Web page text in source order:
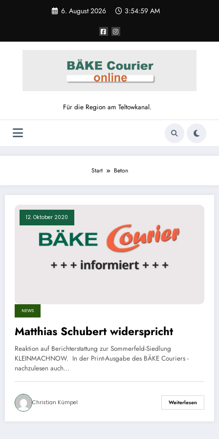
6. August 2026 3:54:59 AM
Für die Region am Teltowkanal.
Start Beton
12. Oktober 2020
NEWS
Matthias Schubert widerspricht
Reaktion auf Berichterstattung zur Sommerfeld-Siedlung
KLEINMACHNOW. In der Print-Ausgabe des BÄKE Couriers -
nachzulesen auch…
Christian Kümpel Weiterlesen